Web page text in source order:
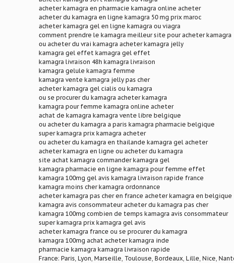
acheter kamagra en pharmacie kamagra online acheter
acheter du kamagra en ligne kamagra 50 mg prix maroc
acheter kamagra gel en ligne kamagra ou viagra
comment prendre le kamagra meilleur site pour acheter kamagra
ou acheter du vrai kamagra acheter kamagra jelly
kamagra gel effet kamagra gel effet
kamagra livraison 48h kamagra livraison
kamagra gelule kamagra femme
kamagra vente kamagra jelly pas cher
acheter kamagra gel cialis ou kamagra
ou se procurer du kamagra acheter kamagra
kamagra pour femme kamagra online acheter
achat de kamagra kamagra vente libre belgique
ou acheter du kamagra a paris kamagra pharmacie belgique
super kamagra prix kamagra acheter
ou acheter du kamagra en thailande kamagra gel acheter
acheter kamagra en ligne ou acheter du kamagra
site achat kamagra commander kamagra gel
kamagra pharmacie en ligne kamagra pour femme effet
kamagra 100mg gel avis kamagra livraison rapide france
kamagra moins cher kamagra ordonnance
acheter kamagra pas cher en france acheter kamagra en belgique
kamagra avis consommateur acheter du kamagra pas cher
kamagra 100mg combien de temps kamagra avis consommateur
super kamagra prix kamagra gel avis
acheter kamagra france ou se procurer du kamagra
kamagra 100mg achat acheter kamagra inde
pharmacie kamagra kamagra livraison rapide
France: Paris, Lyon, Marseille, Toulouse, Bordeaux, Lille, Nice,